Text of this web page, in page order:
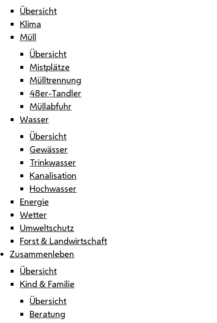
Übersicht
Klima
Müll
Übersicht
Mistplätze
Mülltrennung
48er-Tandler
Müllabfuhr
Wasser
Übersicht
Gewässer
Trinkwasser
Kanalisation
Hochwasser
Energie
Wetter
Umweltschutz
Forst & Landwirtschaft
Zusammenleben
Übersicht
Kind & Familie
Übersicht
Beratung